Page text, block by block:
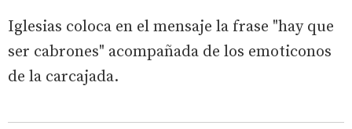
Iglesias coloca en el mensaje la frase "hay que
ser cabrones" acompañada de los emoticonos
de la carcajada.